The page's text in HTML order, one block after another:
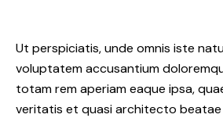
Ut perspiciatis, unde omnis iste
voluptatem accusantium
totam rem aperiam eaque ipsa,
veritatis et quasi architecto